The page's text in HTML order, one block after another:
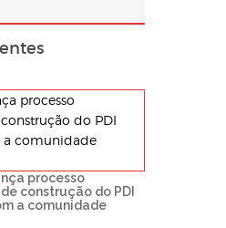
processo
construção do PDI
a comunidade